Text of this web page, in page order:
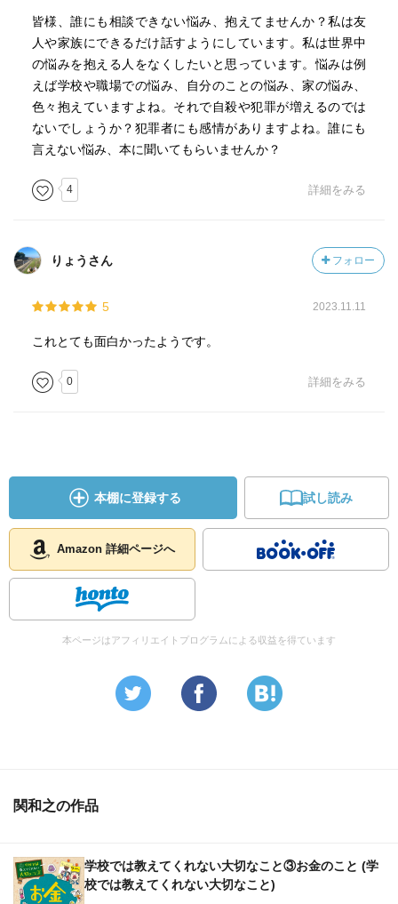
皆様、誰にも相談できない悩み、抱えてませんか？私は友
人や家族にできるだけ話すようにしています。私は世界中
の悩みを抱える人をなくしたいと思っています。悩みは例
えば学校や職場での悩み、自分のことの悩み、家の悩み、
色々抱えていますよね。それで自殺や犯罪が増えるのでは
ないでしょうか？犯罪者にも感情がありますよね。誰にも
言えない悩み、本に聞いてもらいませんか？
4 詳細をみる
りょうさん フォロー
5 2023.11.11
これとても面白かったようです。
0 詳細をみる
本棚に登録する 試し読み
Amazon 詳細ページへ
本ページはアフィリエイトプログラムによる収益を得ています
関和之の作品
学校では教えてくれない大切なこと③お金のこと (学
校では教えてくれない大切なこと)